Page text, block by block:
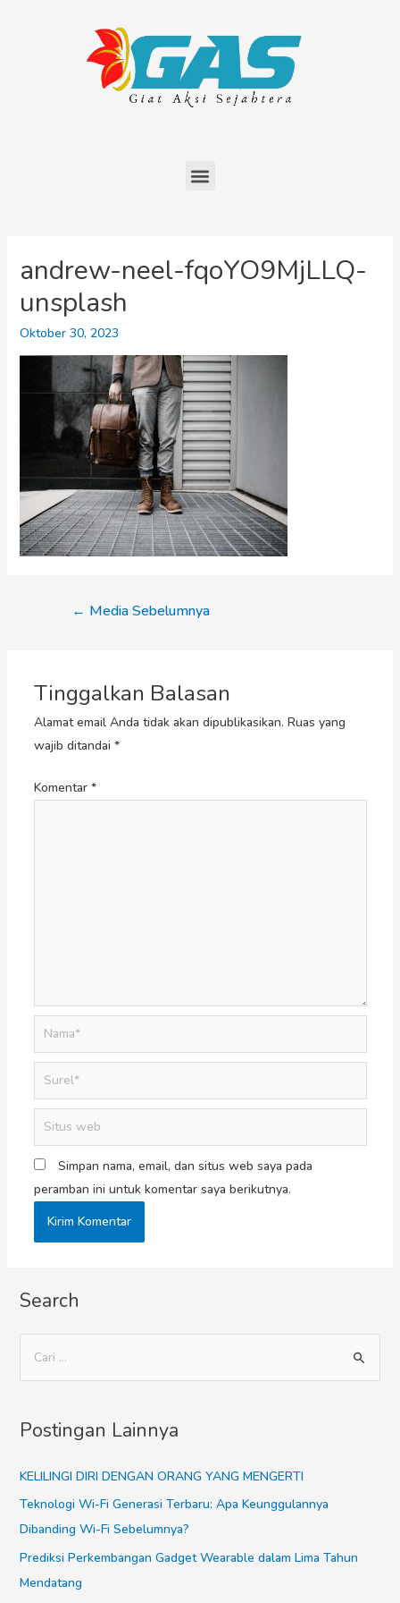
andrew-neel-fqoYO9MjLLQ-
unsplash
Oktober 30, 2023
← Media Sebelumnya
Tinggalkan Balasan
Alamat email Anda tidak akan dipublikasikan. Ruas yang
wajib ditandai *
Komentar *
Simpan nama, email, dan situs web saya pada
peramban ini untuk komentar saya berikutnya.
Search
Postingan Lainnya
KELILINGI DIRI DENGAN ORANG YANG MENGERTI
Teknologi Wi-Fi Generasi Terbaru: Apa Keunggulannya
Dibanding Wi-Fi Sebelumnya?
Prediksi Perkembangan Gadget Wearable dalam Lima Tahun
Mendatang